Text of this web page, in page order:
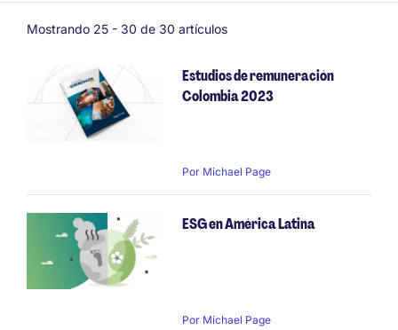
Mostrando 25 - 30 de 30 artículos
Estudios de remuneración
Colombia 2023
Por Michael Page
ESG en América Latina
Por Michael Page